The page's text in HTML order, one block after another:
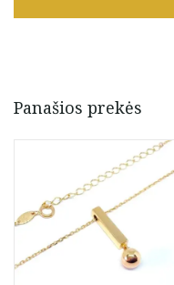
minimalistiniu
Panašios prekės